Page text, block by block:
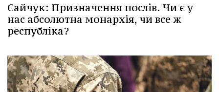
Сайчук: Призначення послів. Чи є у
нас абсолютна монархія, чи все ж
республіка?